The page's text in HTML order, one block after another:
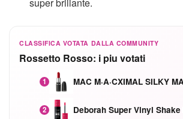
CLASSIFICA VOTATA DALLA COMMUNITY
Rossetto Rosso: i piu votati
1
2 Deborah Super Vinyl